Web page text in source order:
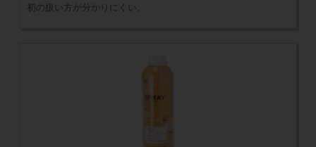
初の扱い方が分かりにくい。